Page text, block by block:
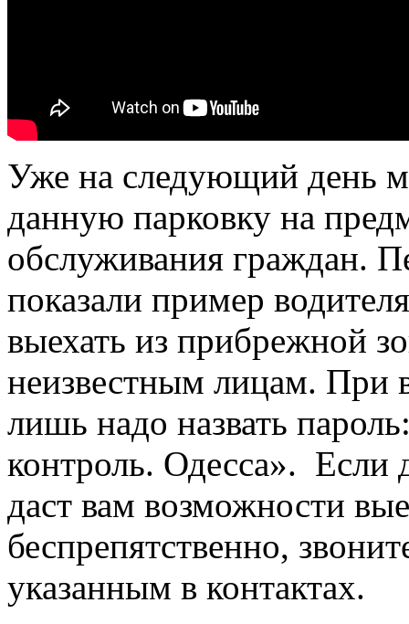
Уже на следующий день
данную парковку на
обслуживания граждан.
показали пример
выехать из прибрежной
неизвестным лицам. При
лишь надо назвать
контроль. Одесса». Если
даст вам возможности
беспрепятственно,
указанным в контактах.